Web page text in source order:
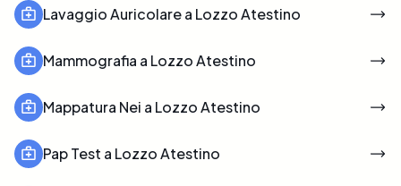
Lavaggio Auricolare a Lozzo Atestino
Mammografia a Lozzo Atestino
Mappatura Nei a Lozzo Atestino
Pap Test a Lozzo Atestino